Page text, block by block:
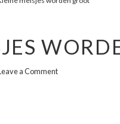
a Comment